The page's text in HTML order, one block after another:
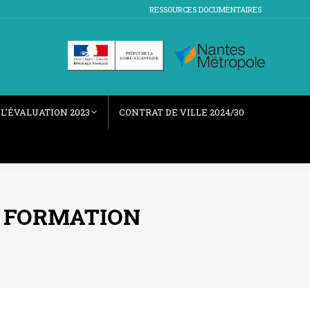
RESSOURCES DOCUMENTAIRES
L’ÉVALUATION 2023 CONTRAT DE VILLE 2024/30
FORMATION